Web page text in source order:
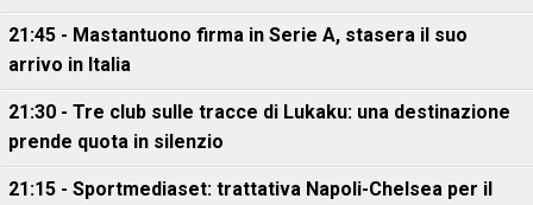
21:45 - Mastantuono firma in Serie A, stasera il suo
arrivo in Italia
21:30 - Tre club sulle tracce di Lukaku: una destinazione
prende quota in silenzio
21:15 - Sportmediaset: trattativa Napoli-Chelsea per il